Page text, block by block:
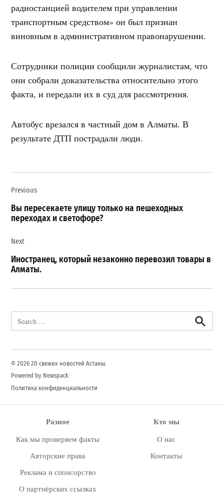
радиостанцией водителем при управлении
транспортным средством» он был признан
виновным в административном правонарушении.
Сотрудники полиции сообщили журналистам, что
они собрали доказательства относительно этого
факта, и передали их в суд для рассмотрения.
Автобус врезался в частный дом в Алматы. В
результате ДТП пострадали люди.
по
записям
Previous
Вы пересекаете улицу только на пешеходных
переходах и светофоре?
Next
Иностранец, который незаконно перевозил товары в
Алматы.
for:
Search
© 2026 20 свежих новостей Астаны.
Powered by Newspack
Политика конфиденциальности
Разное
Как мы проверяем факты
Авторские права
Реклама и спонсорство
О партнёрских ссылках
Кто мы
О нас
Контакты